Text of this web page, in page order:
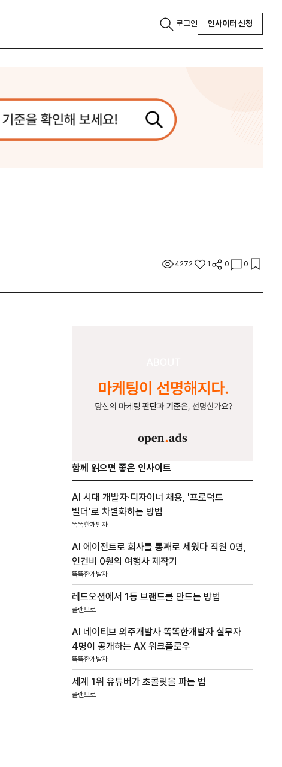
로그인 인사이터 신청
4272 1 0 0
함께 읽으면 좋은 인사이트
AI 시대 개발자·디자이너 채용, '프로덕트
빌더'로 차별화하는 방법
똑똑한개발자
AI 에이전트로 회사를 통째로 세웠다 직원 0명,
인건비 0원의 여행사 제작기
똑똑한개발자
레드오션에서 1등 브랜드를 만드는 방법
플랜브로
AI 네이티브 외주개발사 똑똑한개발자 실무자
4명이 공개하는 AX 워크플로우
똑똑한개발자
세계 1위 유튜버가 초콜릿을 파는 법
플랜브로